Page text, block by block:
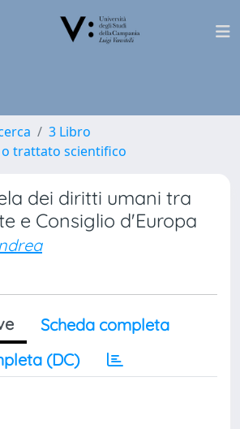
3 Libro
trattato scientifico
dei diritti umani tra
e Consiglio d'Europa
Scheda completa
(DC)